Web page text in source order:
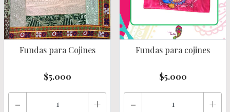
Fundas para Cojines
$5.000
- +
Fundas para cojines
$5.000
- +